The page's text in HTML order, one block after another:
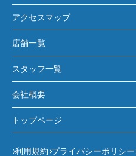
アクセスマップ
店舗一覧
スタッフ一覧
会社概要
トップページ
利用規約 プライバシーポリシー